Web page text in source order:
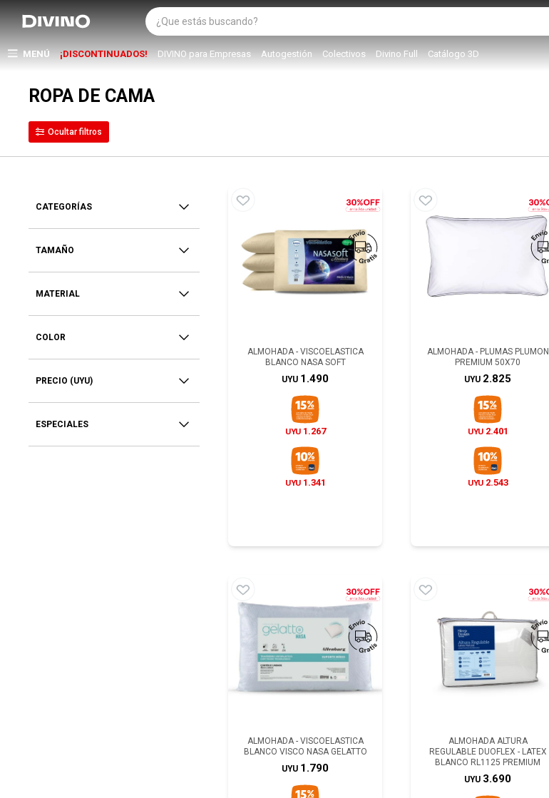
MENÚ ¡DISCONTINUADOS! DIVINO para Empresas Autogestión Colectivos Divino Full Catálogo 3D
ROPA DE CAMA
ALMOHADA - VISCOELASTICA
BLANCO NASA SOFT
UYU 1.490
UYU 1.267
UYU 1.341
ALMOHADA - PLUMAS PLUMON
PREMIUM 50X70
UYU 2.825
UYU 2.401
UYU 2.543
ALMOHADA - VISCOELASTICA
BLANCO VISCO NASA GELATTO
UYU 1.790
ALMOHADA ALTURA
REGULABLE DUOFLEX - LATEX
BLANCO RL1125 PREMIUM
UYU 3.690
CATEGORÍAS
TAMAÑO
MATERIAL
COLOR
PRECIO (UYU)
ESPECIALES